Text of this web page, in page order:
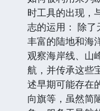
时工具的出现，
志的运用： 除了
丰富的陆地和海
观察海岸线、山
航，并传承这些
述早期可能存在
向旗等，虽然简